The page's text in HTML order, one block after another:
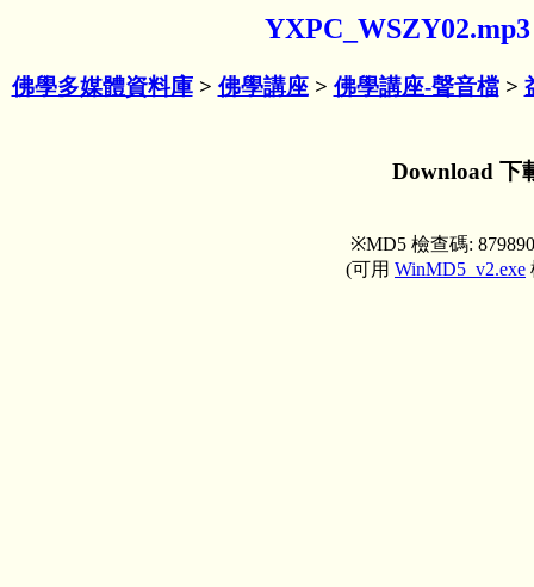
佛學多媒體資料庫> 佛學講座> 佛學講座-聲音檔>
Download 下
※MD5 檢查碼:
(可用 WinMD5_v2.exe